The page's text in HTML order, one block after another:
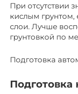
При отсутствии
кислым грунтом,
слои. Лучше
грунтовкой по
Подготовка
Подготовка